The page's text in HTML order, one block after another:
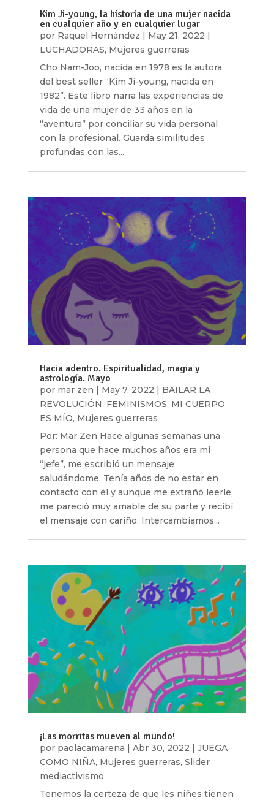
Kim Ji-young, la historia de una mujer nacida
en cualquier año y en cualquier lugar
por Raquel Hernández May 21, 2022
LUCHADORAS, Mujeres guerreras
Cho Nam-Joo, nacida en 1978 es la autora
del best seller “Kim Ji-young, nacida en
1982”. Este libro narra las experiencias de
vida de una mujer de 33 años en la
“aventura” por conciliar su vida personal
con la profesional. Guarda similitudes
profundas con las...
Hacia adentro. Espiritualidad, magia y
astrología. Mayo
por mar zen | May 7, 2022 | BAILAR LA
REVOLUCIÓN, FEMINISMOS, MI CUERPO
ES MÍO, Mujeres guerreras
Por: Mar Zen Hace algunas semanas una
persona que hace muchos años era mi
“jefe”, me escribió un mensaje
saludándome. Tenía años de no estar en
contacto con él y aunque me extrañó leerle,
me pareció muy amable de su parte y recibí
el mensaje con cariño. Intercambiamos...
¡Las morritas mueven al mundo!
por paolacamarena | Abr 30, 2022 | JUEGA
COMO NIÑA, Mujeres guerreras, Slider
mediactivismo
Tenemos la certeza de que les niñes tienen